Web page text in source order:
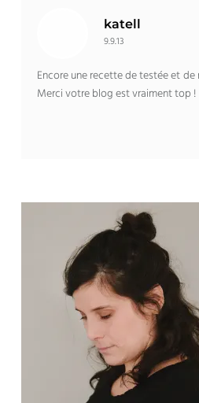
katell
9.9.13
Encore une recette de testée et de
Merci votre blog est vraiment top !